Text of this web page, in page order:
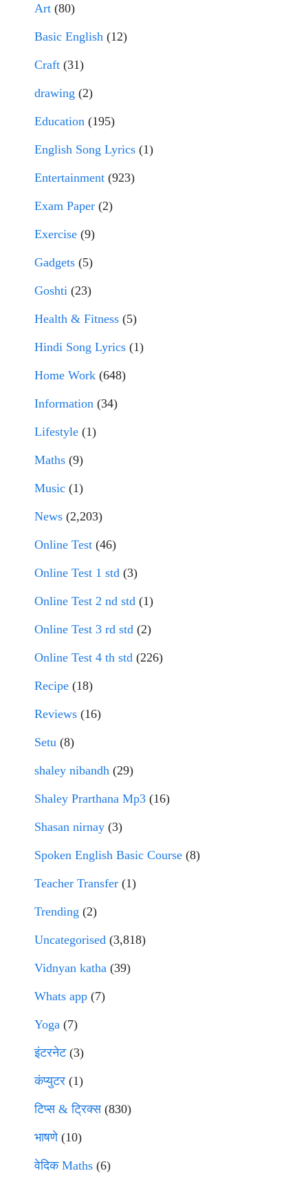
Art (80)
Basic English (12)
Craft (31)
drawing (2)
Education (195)
English Song Lyrics (1)
Entertainment (923)
Exam Paper (2)
Exercise (9)
Gadgets (5)
Goshti (23)
Health & Fitness (5)
Hindi Song Lyrics (1)
Home Work (648)
Information (34)
Lifestyle (1)
Maths (9)
Music (1)
News (2,203)
Online Test (46)
Online Test 1 std (3)
Online Test 2 nd std (1)
Online Test 3 rd std (2)
Online Test 4 th std (226)
Recipe (18)
Reviews (16)
Setu (8)
shaley nibandh (29)
Shaley Prarthana Mp3 (16)
Shasan nirnay (3)
Spoken English Basic Course (8)
Teacher Transfer (1)
Trending (2)
Uncategorised (3,818)
Vidnyan katha (39)
Whats app (7)
Yoga (7)
इंटरनेट(3)
कंप्युटर (1)
टिप्स & ट्रिक्स(830)
भाषणे(10)
वेदिक Maths (6)